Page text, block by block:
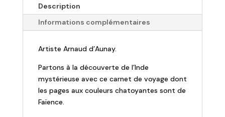
assiettes
dessert
ROUTE
Description
Informations complémentaires
Artiste Arnaud d’Aunay.
Partons à la découverte de l’Inde
mystérieuse avec ce carnet de voyage dont
les pages aux couleurs chatoyantes sont de
Faïence.